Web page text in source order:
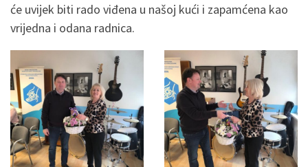
će uvijek biti rado viđena u našoj kući i zapamćena kao
vrijedna i odana radnica.